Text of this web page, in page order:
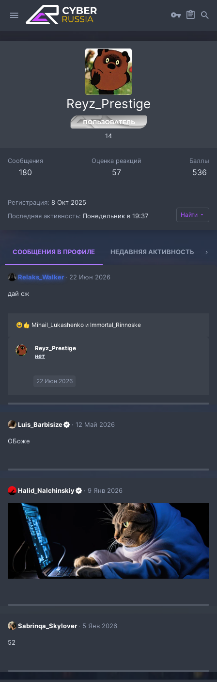
Reyz_Prestige
14
Сообщения
180
Оценка реакций
57
Баллы
536
Регистрация 8 Окт 2025
Последняя активность Понедельник в 19:37 Найти
СООБЩЕНИЯ В ПРОФИЛЕ НЕДАВНЯЯ АКТИВНОСТЬ
Relaks_Walker 22 Июн 2026
дай сж
Р
Mihail_Lukashenko и Immortal_Rinnoske
Reyz_Prestige
нет
22 Июн 2026
Luis_Barbisize 12 Май 2026
ОБоже
Halid_Nalchinskiy 9 Янв 2026
Sabrinqa_Skylover 5 Янв 2026
52